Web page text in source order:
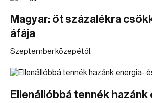
Magyar: öt százalékra
áfája
Szeptember közepétől.
Ellenállóbbá tennék hazánk